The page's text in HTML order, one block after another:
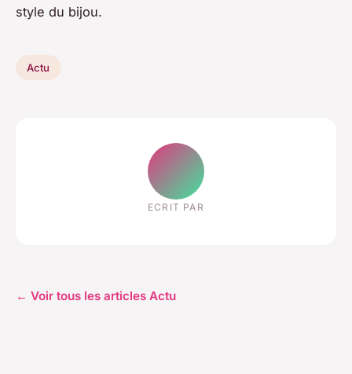
style du bijou.
Actu
ECRIT PAR
← Voir tous les articles Actu